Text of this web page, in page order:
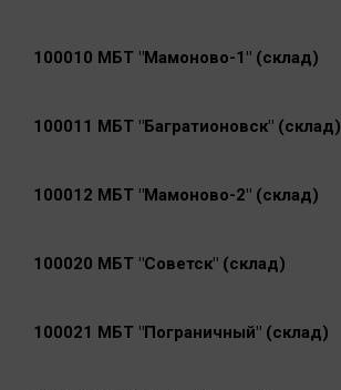
100010 МБТ "Мамоново-1" (склад)
100011 МБТ "Багратионовск" (склад)
100012 МБТ "Мамоново-2" (склад)
100020 МБТ "Советск" (склад)
100021 МБТ "Пограничный" (склад)